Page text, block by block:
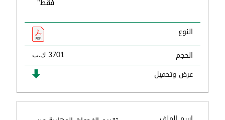
فقط"
النوع
الحجم
3701 ك.ب
عرض وتحميل